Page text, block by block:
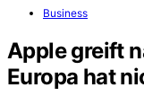
Business
Apple greift
Europa hat